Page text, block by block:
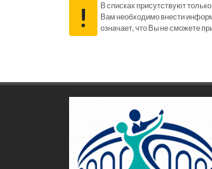
! В списках присутствуют
Вам необходимо внести
означает, что Вы не сможете